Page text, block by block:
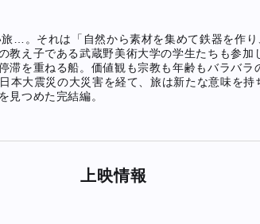
…。それは「自然から素材を集めて鉄器を作
え子である武蔵野美術大学の学生たちも参
を重ねる船。価値観も宗教も年齢もバラバ
大震災の大災害を経て、旅は新たな意味を
見つめた完結編。
上映情報